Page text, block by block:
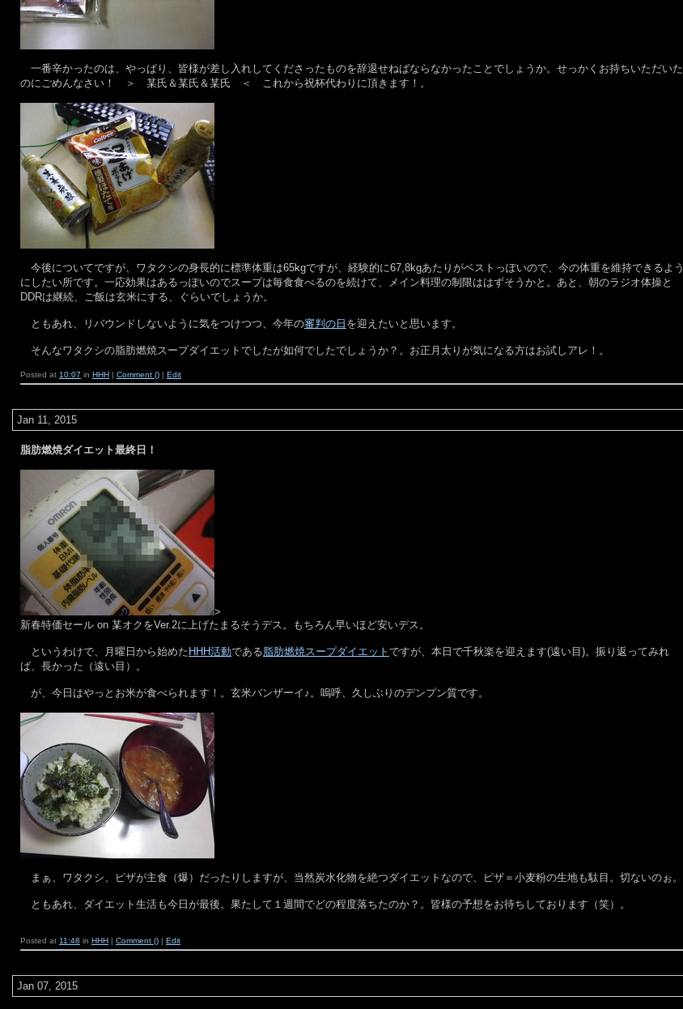
一番辛かったのは、やっぱり、皆様が差し入れしてくださったものを辞退せねばならなかったことでしょうか。せっかくお持ちいただいた
のにごめんなさい！ ＞ 某氏＆某氏＆某氏 ＜ これから祝杯代わりに頂きます！。
今後についてですが、ワタクシの身長的に標準体重は65kgですが、経験的に67,8kgあたりがベストっぽいので、今の体重を維持できるよう
にしたい所です。一応効果はあるっぽいのでスープは毎食食べるのを続けて、メイン料理の制限ははずそうかと。あと、朝のラジオ体操と
DDRは継続、ご飯は玄米にする、ぐらいでしょうか。
ともあれ、リバウンドしないように気をつけつつ、今年の審判の日 を迎えたいと思います。
そんなワタクシの脂肪燃焼スープダイエットでしたが如何でしたでしょうか？。お正月太りが気になる方はお試しアレ！。
Posted at 10:07 in HHH | Comment () | Edit
Jan 11, 2015
脂肪燃焼ダイエット最終日！
>
新春特価セール on 某オクをVer.2に上げたまるそうデス。もちろん早いほど安いデス。
というわけで、月曜日から始めた HHH活動である脂肪燃焼スープダイエット ですが、本日で千秋楽を迎えます(遠い目)。振り返ってみれ
ば、長かった（遠い目）。
が、今日はやっとお米が食べられます！。玄米バンザーイ♪。嗚呼、久しぶりのデンプン質です。
まぁ、ワタクシ、ピザが主食（爆）だったりしますが、当然炭水化物を絶つダイエットなので、ピザ＝小麦粉の生地も駄目。切ないのぉ。
ともあれ、ダイエット生活も今日が最後。果たして１週間でどの程度落ちたのか？。皆様の予想をお待ちしております（笑）。
Posted at 11:48 in HHH | Comment () | Edit
Jan 07, 2015